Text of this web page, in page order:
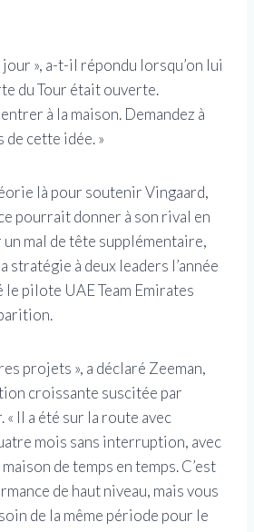
», a-t-il répondu lorsqu’on lui
du Tour était ouverte.
à la maison. Demandez à
de cette idée. »
là pour soutenir Vingaard,
pourrait donner à son rival en
un mal de tête supplémentaire,
stratégie à deux leaders l’année
pilote UAE Team Emirates
projets », a déclaré Zeeman,
croissante suscitée par
« Il a été sur la route avec
mois sans interruption, avec
de temps en temps. C’est
de haut niveau, mais vous
de la même période pour le